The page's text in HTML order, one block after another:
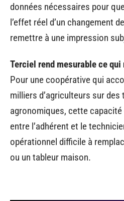
données nécessaires pour
l’effet réel d’un changement
remettre à une impression
Terciel rend mesurable ce
Pour une coopérative qui
milliers d’agriculteurs sur
agronomiques, cette
entre l’adhérent et le
opérationnel difficile à
ou un tableur maison.